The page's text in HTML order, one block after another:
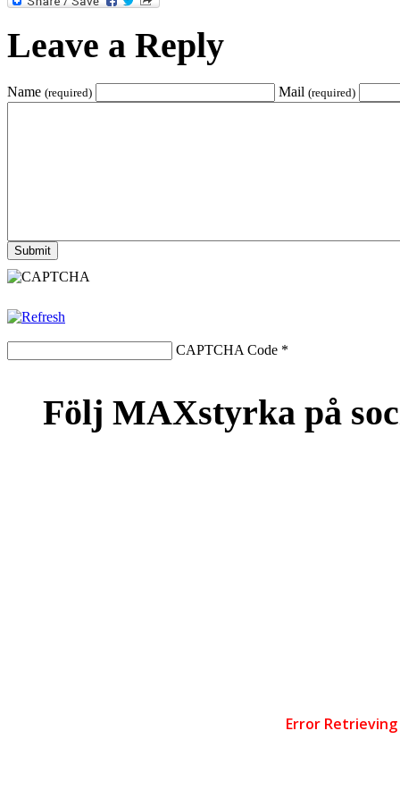
Leave a Reply
Name (required) Mail (required)
CAPTCHA Code *
Följ MAXstyrka på